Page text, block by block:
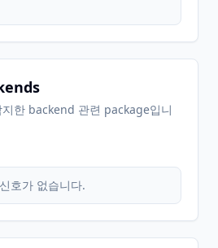
지한 backend 관련 package입니
호가 없습니다.